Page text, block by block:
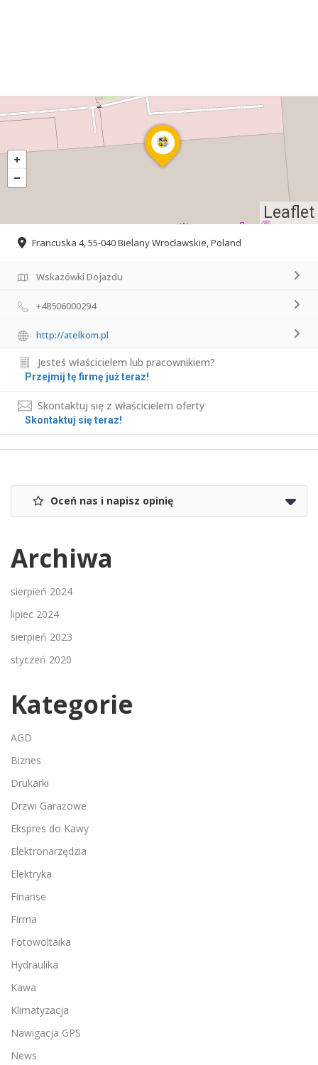
Leaflet
Francuska 4, 55-040 Bielany Wrocławskie, Poland
Wskazówki Dojazdu
+48506000294
http://atelkom.pl
Jesteś właścicielem lub pracownikiem?
Przejmij tę firmę już teraz!
Skontaktuj się z właścicielem oferty
Skontaktuj się teraz!
Oceń nas i napisz opinię
Archiwa
sierpień 2024
lipiec 2024
sierpień 2023
styczeń 2020
Kategorie
AGD
Biznes
Drukarki
Drzwi Garażowe
Ekspres do Kawy
Elektronarzędzia
Elektryka
Finanse
Firma
Fotowoltaika
Hydraulika
Kawa
Klimatyzacja
Nawigacja GPS
News